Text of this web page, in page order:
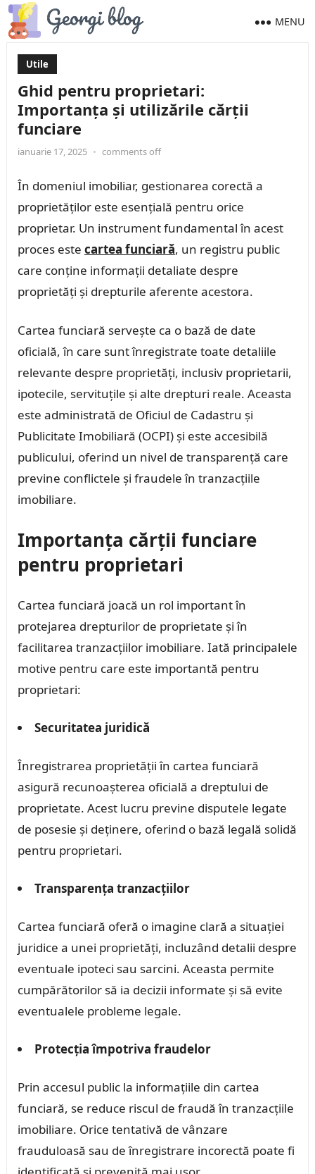
MENU
Utile
Ghid pentru proprietari:
Importanța și utilizările cărții
funciare
ianuarie 17, 2025 • comments off
În domeniul imobiliar, gestionarea corectă a
proprietăților este esențială pentru orice
proprietar. Un instrument fundamental în acest
proces este cartea funciară, un registru public
care conține informații detaliate despre
proprietăți și drepturile aferente acestora.
Cartea funciară servește ca o bază de date
oficială, în care sunt înregistrate toate detaliile
relevante despre proprietăți, inclusiv proprietarii,
ipotecile, servituțile și alte drepturi reale. Aceasta
este administrată de Oficiul de Cadastru și
Publicitate Imobiliară (OCPI) și este accesibilă
publicului, oferind un nivel de transparență care
previne conflictele și fraudele în tranzacțiile
imobiliare.
Importanța cărții funciare
pentru proprietari
Cartea funciară joacă un rol important în
protejarea drepturilor de proprietate și în
facilitarea tranzacțiilor imobiliare. Iată principalele
motive pentru care este importantă pentru
proprietari:
Securitatea juridică
Înregistrarea proprietății în cartea funciară
asigură recunoașterea oficială a dreptului de
proprietate. Acest lucru previne disputele legate
de posesie și deținere, oferind o bază legală solidă
pentru proprietari.
Transparența tranzacțiilor
Cartea funciară oferă o imagine clară a situației
juridice a unei proprietăți, incluzând detalii despre
eventuale ipoteci sau sarcini. Aceasta permite
cumpărătorilor să ia decizii informate și să evite
eventualele probleme legale.
Protecția împotriva fraudelor
Prin accesul public la informațiile din cartea
funciară, se reduce riscul de fraudă în tranzacțiile
imobiliare. Orice tentativă de vânzare
frauduloasă sau de înregistrare incorectă poate fi